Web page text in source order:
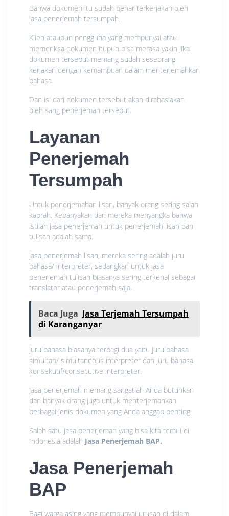
Bahwa dokumen itu sudah benar terkerjakan oleh
jasa penerjemah tersumpah.
Klien ataupun pengguna yang mempunyai atau
memeriksa dokumen itupun bisa merasa yakin jika
dokumen tersebut memang sudah seseorang
kerjakan dengan kemampuan dalam menterjemahkan
bahasa.
Dan isi dari dokumen tersebut akan dirahasiakan
oleh sang penerjemah tersebut.
Layanan
Penerjemah
Tersumpah
Untuk penerjemahan lisan, banyak orang sering salah
kaprah. Kebanyakan dari mereka menyangka bahwa
istilah jasa penerjemah untuk penerjemah lisan dan
tulisan adalah sama.
Jasa penerjemah lisan, mereka sering adalah juru
bahasa/ interpreter, sedangkan untuk jasa
penerjemah tulisan biasanya sering terkenal sebagai
translator atau penerjemah saja.
Baca Juga Jasa Terjemah Tersumpah
di Karanganyar
Juru bahasa biasanya terbagi dua yaitu Juru bahasa
simultan/ simultaneous interpreter dan juru bahasa
konsekutif/consecutive interpreter.
Jasa penerjemah memang sangatlah Anda butuhkan
dan banyak orang juga untuk menterjemahkan
berbagai jenis dokumen yang Anda anggap penting.
Salah satu jasa penerjemah yang bisa kita temui di
Indonesia adalah Jasa Penerjemah BAP.
Jasa Penerjemah
BAP
Bagi warga asing yang mempunyai urusan di dalam